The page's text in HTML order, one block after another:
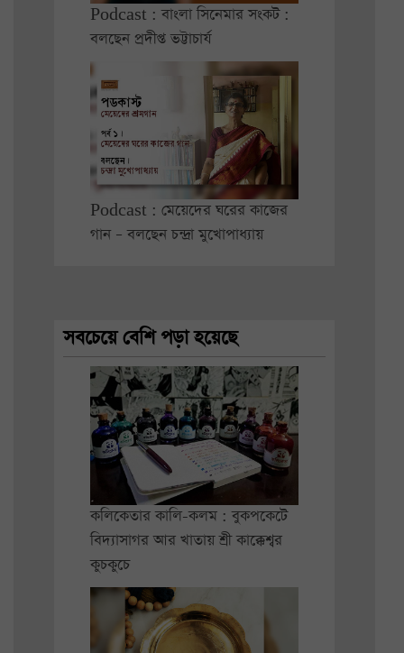
Podcast : বাংলা সিনেমার সংকট :
বলছেন প্রদীপ্ত ভট্টাচার্য
Podcast : মেয়েদের ঘরের কাজের
গান – বলছেন চন্দ্রা মুখোপাধ্যায়
সবচেয়ে বেশি পড়া হয়েছে
কলিকেতার কালি-কলম : বুকপকেটে
বিদ্যাসাগর আর খাতায় শ্রী কাক্কেশ্বর
কুচকুচে